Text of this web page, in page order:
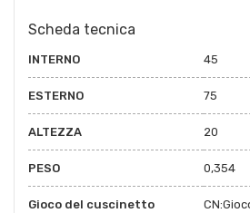
Scheda tecnica
INTERNO 45
ESTERNO 75
ALTEZZA 20
PESO 0,354
Gioco del cuscinetto